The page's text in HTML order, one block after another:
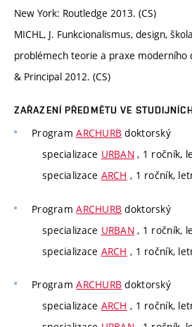
New York: Routledge 2013. (CS)
MICHL, J. Funkcionalismus, design,
problémech teorie a praxe moderního
& Principal 2012. (CS)
ZAŘAZENÍ PŘEDMĚTU VE
ProgramARCHURB doktorský
specializace URBAN , 1 ročník,
specializace ARCH , 1 ročník,
ProgramARCHURB doktorský
specializace URBAN , 1 ročník,
specializace ARCH , 1 ročník,
ProgramARCHURB doktorský
specializace ARCH , 1 ročník,